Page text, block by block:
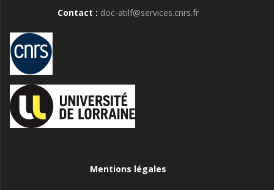
Contact : doc-atilf@services.cnrs.fr
Mentions légales